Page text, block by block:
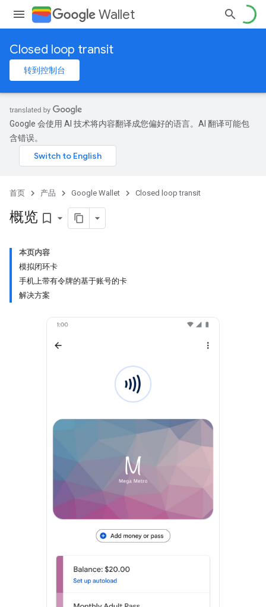
Wallet
Closed loop transit
转到控制台
Google 会使用 AI 技术将内容翻译成您偏好的语言。AI 翻译可能包
含错误。
首页 产品 Google Wallet Closed loop transit
概览 bookmark_border
本页内容
模拟闭环卡
手机上带有令牌的基于账号的卡
解决方案